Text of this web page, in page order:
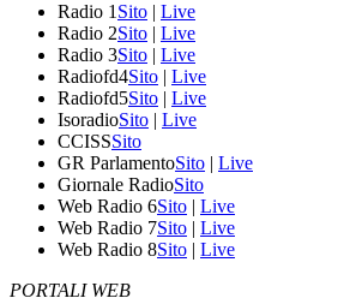
Radio 1 Sito | Live
Radio 2Sito | Live
Radio 3Sito | Live
Radiofd4Sito | Live
Radiofd5Sito | Live
IsoradioSito | Live
CCISSSito
GR ParlamentoSito | Live
Giornale RadioSito
Web Radio 6Sito | Live
Web Radio 7Sito | Live
Web Radio 8Sito | Live
PORTALI WEB